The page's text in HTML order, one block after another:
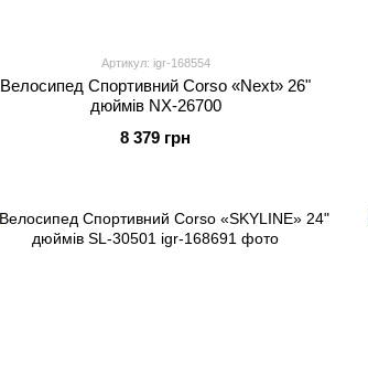
Артикул: igr-168554
Велосипед Спортивний Corso «Next» 26"
дюймів NX-26700
8 379 грн